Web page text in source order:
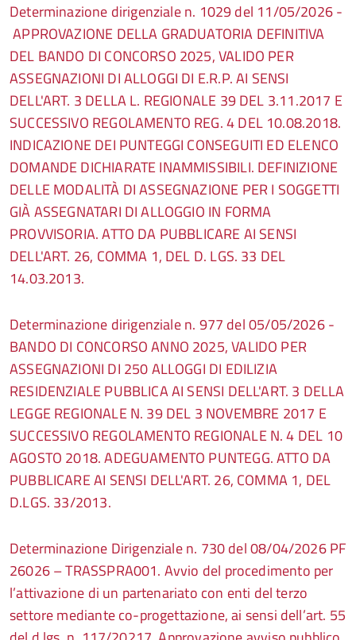
Determinazione dirigenziale n. 1029 del 11/05/2026 -
APPROVAZIONE DELLA GRADUATORIA DEFINITIVA
DEL BANDO DI CONCORSO 2025, VALIDO PER
ASSEGNAZIONI DI ALLOGGI DI E.R.P. AI SENSI
DELL'ART. 3 DELLA L. REGIONALE 39 DEL 3.11.2017 E
SUCCESSIVO REGOLAMENTO REG. 4 DEL 10.08.2018.
INDICAZIONE DEI PUNTEGGI CONSEGUITI ED ELENCO
DOMANDE DICHIARATE INAMMISSIBILI. DEFINIZIONE
DELLE MODALITÀ DI ASSEGNAZIONE PER I SOGGETTI
GIÀ ASSEGNATARI DI ALLOGGIO IN FORMA
PROVVISORIA. ATTO DA PUBBLICARE AI SENSI
DELL'ART. 26, COMMA 1, DEL D. LGS. 33 DEL
14.03.2013.
Determinazione dirigenziale n. 977 del 05/05/2026 -
BANDO DI CONCORSO ANNO 2025, VALIDO PER
ASSEGNAZIONI DI 250 ALLOGGI DI EDILIZIA
RESIDENZIALE PUBBLICA AI SENSI DELL'ART. 3 DELLA
LEGGE REGIONALE N. 39 DEL 3 NOVEMBRE 2017 E
SUCCESSIVO REGOLAMENTO REGIONALE N. 4 DEL 10
AGOSTO 2018. ADEGUAMENTO PUNTEGG. ATTO DA
PUBBLICARE AI SENSI DELL'ART. 26, COMMA 1, DEL
D.LGS. 33/2013.
Determinazione Dirigenziale n. 730 del 08/04/2026 PF
26026 – TRASSPRA001. Avvio del procedimento per
l’attivazione di un partenariato con enti del terzo
settore mediante co-progettazione, ai sensi dell’art. 55